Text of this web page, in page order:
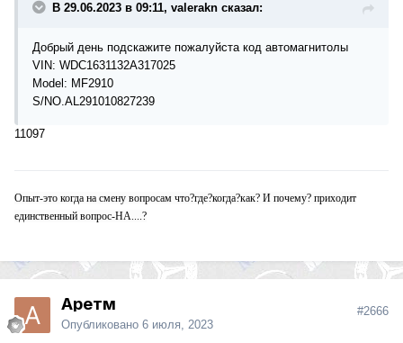
В 29.06.2023 в 09:11, valerakn сказал:
Добрый день подскажите пожалуйста код автомагнитолы
VIN: WDC1631132A317025
Model: MF2910
S/NO.AL291010827239
11097
Опыт-это когда на смену вопросам что?где?когда?как? И почему? приходит
единственный вопрос-НА....?
Аретм
Опубликовано 6 июля, 2023
#2666